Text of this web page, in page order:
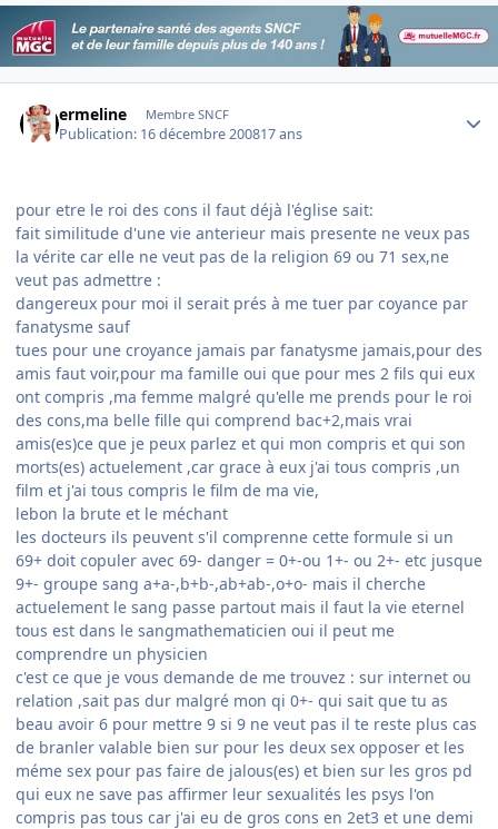
ermeline Membre SNCF
Publication: 16 décembre 200817 ans
pour etre le roi des cons il faut déjà l'église sait:
fait similitude d'une vie anterieur mais presente ne veux pas
la vérite car elle ne veut pas de la religion 69 ou 71 sex,ne
veut pas admettre :
dangereux pour moi il serait prés à me tuer par coyance par
fanatysme sauf
tues pour une croyance jamais par fanatysme jamais,pour des
amis faut voir,pour ma famille oui que pour mes 2 fils qui eux
ont compris ,ma femme malgré qu'elle me prends pour le roi
des cons,ma belle fille qui comprend bac+2,mais vrai
amis(es)ce que je peux parlez et qui mon compris et qui son
morts(es) actuelement ,car grace à eux j'ai tous compris ,un
film et j'ai tous compris le film de ma vie,
lebon la brute et le méchant
les docteurs ils peuvent s'il comprenne cette formule si un
69+ doit copuler avec 69- danger = 0+-ou 1+- ou 2+- etc jusque
9+- groupe sang a+a-,b+b-,ab+ab-,o+o- mais il cherche
actuelement le sang passe partout mais il faut la vie eternel
tous est dans le sangmathematicien oui il peut me
comprendre un physicien
c'est ce que je vous demande de me trouvez : sur internet ou
relation ,sait pas dur malgré mon qi 0+- qui sait que tu as
beau avoir 6 pour mettre 9 si 9 ne veut pas il te reste plus cas
de branler valable bien sur pour les deux sex opposer et les
méme sex pour pas faire de jalous(es) et bien sur les gros pd
qui eux ne save pas affirmer leur sexualités les psys l'on
compris pas tous car j'ai eu de gros cons en 2et3 et une demi